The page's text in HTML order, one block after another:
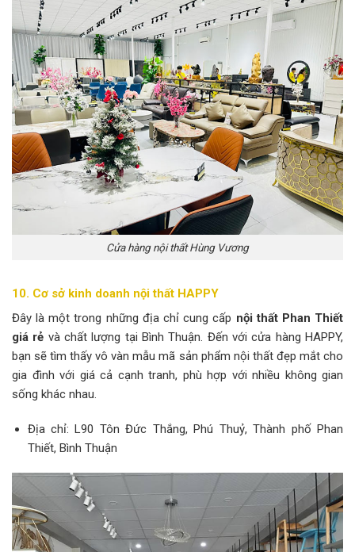
Cửa hàng nội thất Hùng Vương
10. Cơ sở kinh doanh nội thất HAPPY
Đây là một trong những địa chỉ cung cấp nội thất Phan Thiết
giá rẻ và chất lượng tại Bình Thuận. Đến với cửa hàng HAPPY,
bạn sẽ tìm thấy vô vàn mẫu mã sản phẩm nội thất đẹp mắt cho
gia đình với giá cả cạnh tranh, phù hợp với nhiều không gian
sống khác nhau.
Địa chỉ: L90 Tôn Đức Thắng, Phú Thuỷ, Thành phố Phan
Thiết, Bình Thuận